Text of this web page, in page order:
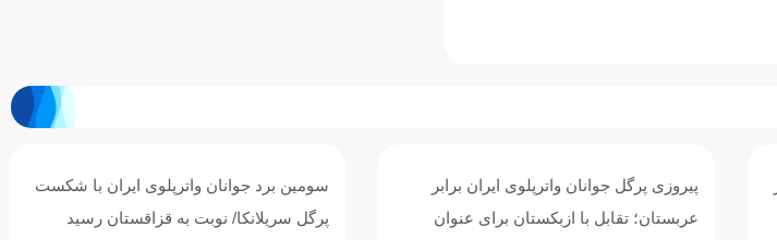
پیروزی پرگل جوانان واترپلوی ایران برابر
عربستان؛ تقابل با ازبکستان برای عنوان
سومین برد جوانان واترپلوی ایران با شکست
پرگل سریلانکا/ نوبت به قزاقستان رسید